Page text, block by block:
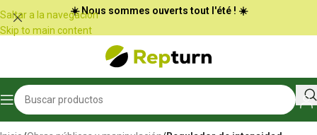
Panel de gestión de cookies
Saltar a la navegación
Skip to main content
☀️ Nous sommes ouverts tout l'été ! ☀️